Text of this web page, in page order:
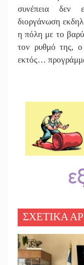
συνέπεια δεν
διοργάνωση
η πόλη με το
τον ρυθμό της, ο
εκτός…
ΣΧΕΤΙΚΑ